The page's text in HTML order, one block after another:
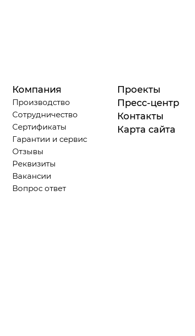
Компания
Производство
Сотрудничество
Сертификаты
Гарантии и сервис
Отзывы
Реквизиты
Вакансии
Вопрос ответ
Проекты
Пресс-центр
Контакты
Карта сайта